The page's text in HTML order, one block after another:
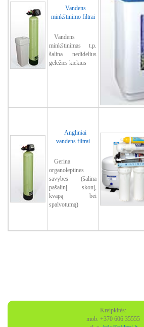
Vandens
minkštinimo filtrai
Vandens
minkštinimas t.p.
šalina nedidelius
geležies kiekius
Angliniai
vandens filtrai
Gerina
organoleptines
savybes (šalina
pašalinį skonį,
kvapą bei
spalvotumą)
Kreipkitės:
mob. +370 606 35555